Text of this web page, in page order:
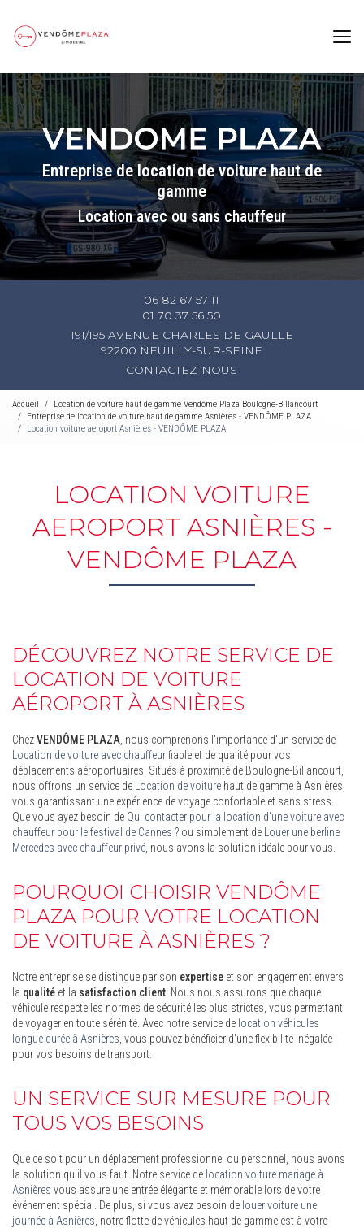
contenu
Entreprise de location de voiture haut de
gamme
Location avec ou sans chauffeur
06 82 67 57 11
01 70 37 56 50
191/195 AVENUE CHARLES DE GAULLE
92200 NEUILLY-SUR-SEINE
CONTACTEZ-NOUS
Accueil
Location de voiture haut de gamme Vendôme Plaza Boulogne-Billancourt
Entreprise de location de voiture haut de gamme Asnières - VENDÔME PLAZA
Location voiture aeroport Asnières - VENDÔME PLAZA
LOCATION VOITURE
AEROPORT ASNIÈRES -
VENDÔME PLAZA
DÉCOUVREZ NOTRE SERVICE DE
LOCATION DE VOITURE
AÉROPORT À ASNIÈRES
ChezVENDÔME PLAZA , nous comprenons l'importance d'un service de
Location de voiture avec chauffeurfiable et de qualité pour vos
déplacements aéroportuaires. Situés à proximité de Boulogne-Billancourt,
nous offrons un service de
Location de voiture haut de gamme à Asnières,
vous garantissant une expérience de voyage confortable et sans stress.
Que vous ayez besoin de Qui contacter pour la location d'une voiture avec
chauffeur pour le festival de Cannes ? ou simplement de
Louer une berline
Mercedes avec chauffeur privé , nous avons la solution idéale pour vous.
POURQUOI CHOISIR VENDÔME
PLAZA POUR VOTRE LOCATION
DE VOITURE À ASNIÈRES ?
Notre entreprise se distingue par son expertise et son engagement envers
la qualité et la satisfaction client . Nous nous assurons que chaque
véhicule respecte les normes de sécurité les plus strictes, vous permettant
de voyager en toute sérénité. Avec notre service de location véhicules
longue durée à Asnières , vous pouvez bénéficier d'une flexibilité inégalée
pour vos besoins de transport.
UN SERVICE SUR MESURE POUR
TOUS VOS BESOINS
Que ce soit pour un déplacement professionnel ou personnel, nous avons
la solution qu'il vous faut. Notre service de location voiture mariage à
Asnières vous assure une entrée élégante et mémorable lors de votre
événement spécial. De plus, si vous avez besoin de louer voiture une
journée à Asnières , notre flotte de véhicules haut de gamme est à votre